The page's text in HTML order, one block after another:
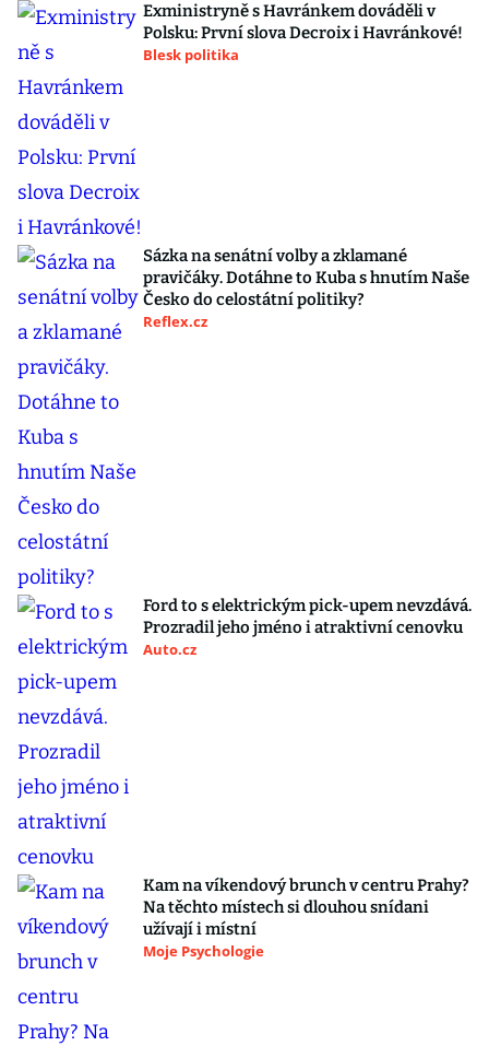
Exministryně s Havránkem dováděli v
Polsku: První slova Decroix i Havránkové!
Blesk politika
Sázka na senátní volby a zklamané
pravičáky. Dotáhne to Kuba s hnutím Naše
Česko do celostátní politiky?
Reflex.cz
Ford to s elektrickým pick-upem nevzdává.
Prozradil jeho jméno i atraktivní cenovku
Auto.cz
Kam na víkendový brunch v centru Prahy?
Na těchto místech si dlouhou snídani
užívají i místní
Moje Psychologie